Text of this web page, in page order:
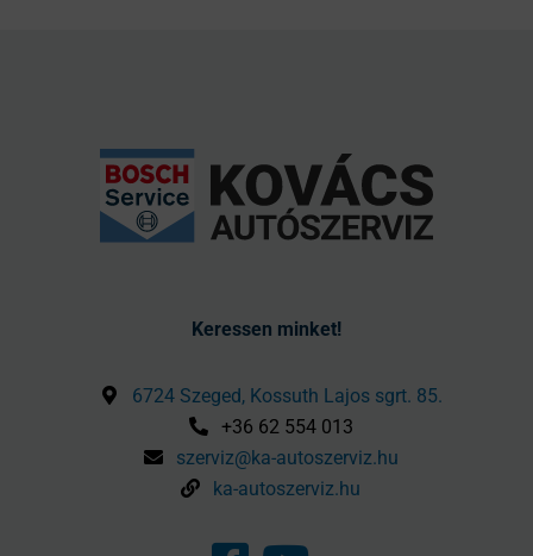
Keressen minket!
6724 Szeged, Kossuth Lajos sgrt. 85.
+36 62 554 013
szerviz@ka-autoszerviz.hu
ka-autoszerviz.hu